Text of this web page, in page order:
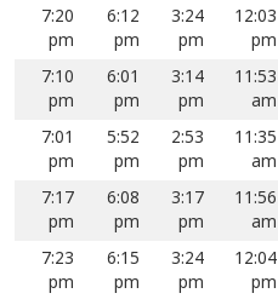
12:03
pm
3:24
pm
6:12
pm
7:20
pm
11:53
am
3:14
pm
6:01
pm
7:10
pm
11:35
am
2:53
pm
5:52
pm
7:01
pm
11:56
am
3:17
pm
6:08
pm
7:17
pm
12:04
pm
3:24
pm
6:15
pm
7:23
pm